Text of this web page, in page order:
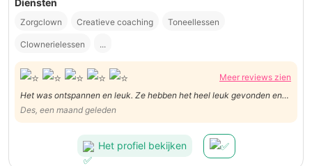
Diensten
Zorgclown Creatieve coaching Toneellessen
Clownerielessen ...
Meer reviews zien
Het was ontspannen en leuk. Ze hebben het heel leuk gevonden en
doen het zeker nog een keer. Bedankt Lisa!
Des, een maand geleden
Het profiel bekijken